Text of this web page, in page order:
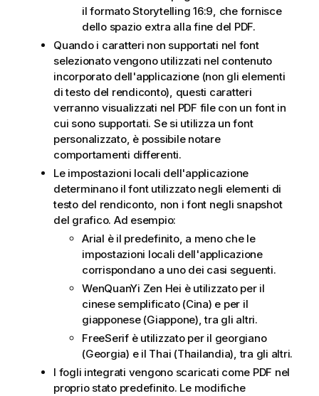
il formato Storytelling 16:9, che fornisce
dello spazio extra alla fine del PDF.
Quando i caratteri non supportati nel font
selezionato vengono utilizzati nel contenuto
incorporato dell'applicazione (non gli elementi
di testo del rendiconto), questi caratteri
verranno visualizzati nel PDF file con un font in
cui sono supportati. Se si utilizza un font
personalizzato, è possibile notare
comportamenti differenti.
Le impostazioni locali dell'applicazione
determinano il font utilizzato negli elementi di
testo del rendiconto, non i font negli snapshot
del grafico. Ad esempio:
Arial è il predefinito, a meno che le
impostazioni locali dell'applicazione
corrispondano a uno dei casi seguenti.
WenQuanYi Zen Hei è utilizzato per il
cinese semplificato (Cina) e per il
giapponese (Giappone), tra gli altri.
FreeSerif è utilizzato per il georgiano
(Georgia) e il Thai (Thailandia), tra gli altri.
I fogli integrati vengono scaricati come PDF nel
proprio stato predefinito. Le modifiche